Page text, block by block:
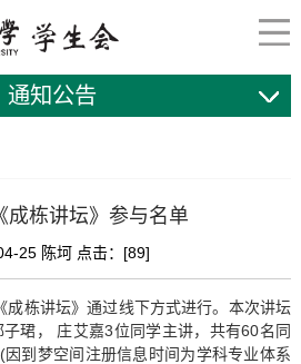
通知公告
成栋讲坛》参与名单
25 陈坷 点击：[89]
成栋讲坛》通过线下方式进行。本次讲坛
珺， 庄艾嘉3位同学主讲，共有60名同
到梦空间注册信息时间为学科专业体系